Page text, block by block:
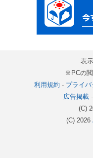
表示
※PCの
利用規約 - プライ
広告掲載-
(C)
(C) 2026